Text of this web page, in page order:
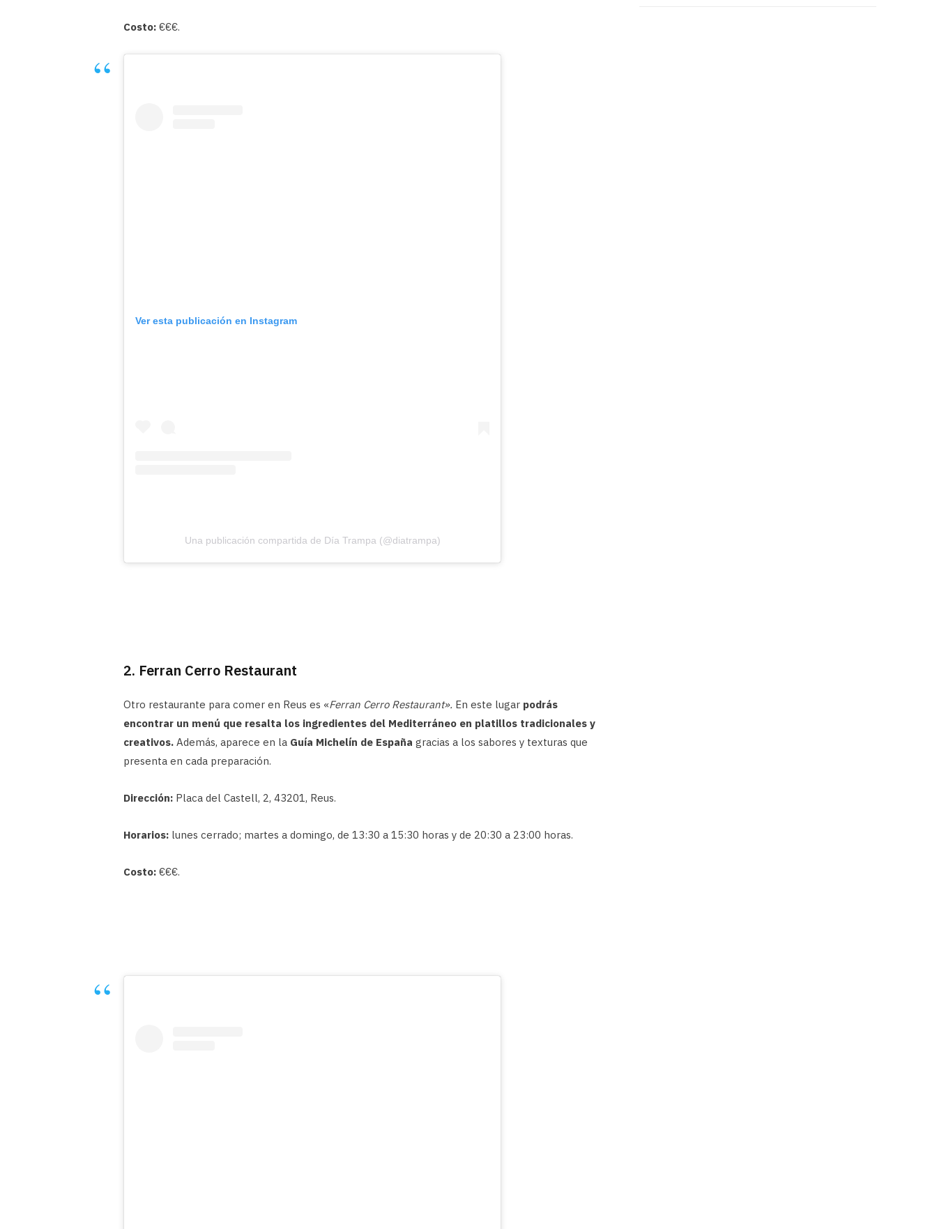
Costo: €€€.
Ver esta publicación en Instagram
Una publicación compartida de Día Trampa (@diatrampa)
2. Ferran Cerro Restaurant
Otro restaurante para comer en Reus es «Ferran Cerro Restaurant». En este lugar podrás
encontrar un menú que resalta los ingredientes del Mediterráneo en platillos tradicionales y
creativos. Además, aparece en la Guía Michelín de España gracias a los sabores y texturas que
presenta en cada preparación.
Dirección: Placa del Castell, 2, 43201, Reus.
Horarios: lunes cerrado; martes a domingo, de 13:30 a 15:30 horas y de 20:30 a 23:00 horas.
Costo: €€€.